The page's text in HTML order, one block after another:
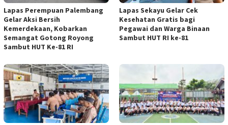
Lapas Perempuan Palembang
Gelar Aksi Bersih
Kemerdekaan, Kobarkan
Semangat Gotong Royong
Sambut HUT Ke-81 RI
Lapas Sekayu Gelar Cek
Kesehatan Gratis bagi
Pegawai dan Warga Binaan
Sambut HUT RI ke-81